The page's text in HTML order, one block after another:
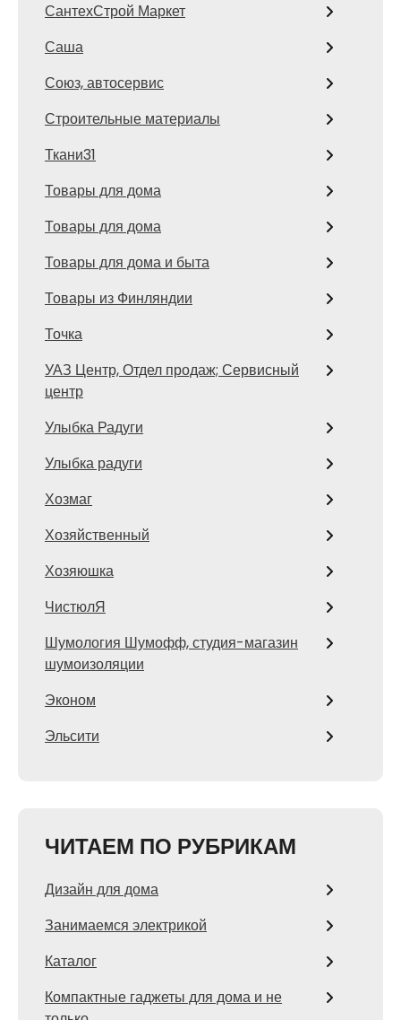
СантехСтрой Маркет
Саша
Союз, автосервис
Строительные материалы
Ткани31
Товары для дома
Товары для дома
Товары для дома и быта
Товары из Финляндии
Точка
УАЗ Центр, Отдел продаж; Сервисный
центр
Улыбка Радуги
Улыбка радуги
Хозмаг
Хозяйственный
Хозяюшка
ЧистюлЯ
Шумология Шумофф, студия-магазин
шумоизоляции
Эконом
Эльсити
ЧИТАЕМ ПО РУБРИКАМ
Дизайн для дома
Занимаемся электрикой
Каталог
Компактные гаджеты для дома и не